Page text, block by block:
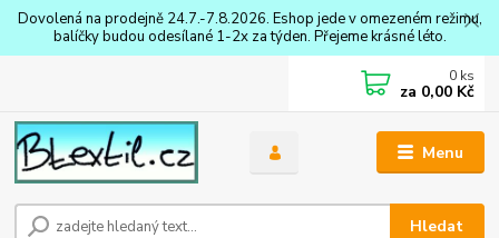
Dovolená na prodejně 24.7.-7.8.2026. Eshop jede v omezeném režimu,
balíčky budou odesílané 1-2x za týden. Přejeme krásné léto.
Menu
Hledat
0 ks
za 0,00 Kč